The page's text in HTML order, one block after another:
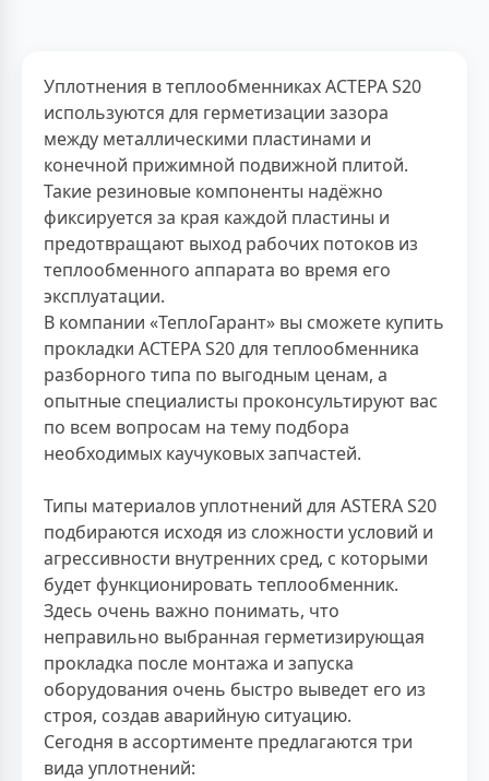
Уплотнения в теплообменниках АСТЕРА S20
используются для герметизации зазора
между металлическими пластинами и
конечной прижимной подвижной плитой.
Такие резиновые компоненты надёжно
фиксируется за края каждой пластины и
предотвращают выход рабочих потоков из
теплообменного аппарата во время его
эксплуатации.
В компании «ТеплоГарант» вы сможете купить
прокладки АСТЕРА S20 для теплообменника
разборного типа по выгодным ценам, а
опытные специалисты проконсультируют вас
по всем вопросам на тему подбора
необходимых каучуковых запчастей.
Типы материалов уплотнений для ASTERA S20
подбираются исходя из сложности условий и
агрессивности внутренних сред, с которыми
будет функционировать теплообменник.
Здесь очень важно понимать, что
неправильно выбранная герметизирующая
прокладка после монтажа и запуска
оборудования очень быстро выведет его из
строя, создав аварийную ситуацию.
Сегодня в ассортименте предлагаются три
вида уплотнений: